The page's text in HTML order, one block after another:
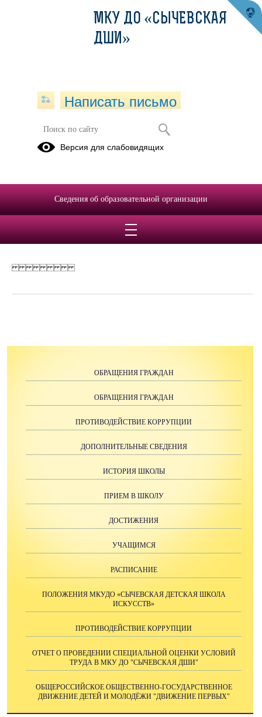
Бюджетная смета на 2026
Опубликовано на сайте
ОБРАЩЕНИЯ ГРАЖДАН
ОБРАЩЕНИЯ ГРАЖДАН
ПРОТИВОДЕЙСТВИЕ КОРРУПЦИИ
ДОПОЛНИТЕЛЬНЫЕ СВЕДЕНИЯ
ИСТОРИЯ ШКОЛЫ
ПРИЕМ В ШКОЛУ
ДОСТИЖЕНИЯ
УЧАЩИМСЯ
РАСПИСАНИЕ
ПОЛОЖЕНИЯ МКУДО «СЫЧЕВСКАЯ ДЕТСКАЯ ШКОЛА
ИСКУССТВ»
ПРОТИВОДЕЙСТВИЕ КОРРУПЦИИ
ОТЧЕТ О ПРОВЕДЕНИИ СПЕЦИАЛЬНОЙ ОЦЕНКИ УСЛОВИЙ
ТРУДА В МКУ ДО "СЫЧЕВСКАЯ ДШИ"
ОБЩЕРОССИЙСКОЕ ОБЩЕСТВЕННО-ГОСУДАРСТВЕННОЕ
ДВИЖЕНИЕ ДЕТЕЙ И МОЛОДЁЖИ "ДВИЖЕНИЕ ПЕРВЫХ"
МКУ ДО «СЫЧЕВСКАЯ
ДШИ»
Написать письмо
Версия для слабовидящих
Сведения об образовательной организации